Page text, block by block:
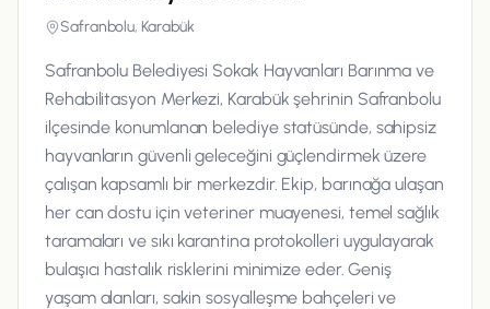
Safranbolu, Karabük
Safranbolu Belediyesi Sokak Hayvanları Barınma ve
Rehabilitasyon Merkezi, Karabük şehrinin Safranbolu
ilçesinde konumlanan belediye statüsünde, sahipsiz
hayvanların güvenli geleceğini güçlendirmek üzere
çalışan kapsamlı bir merkezdir. Ekip, barınağa ulaşan
her can dostu için veteriner muayenesi, temel sağlık
taramaları ve sıkı karantina protokolleri uygulayarak
bulaşıcı hastalık risklerini minimize eder. Geniş
yaşam alanları, sakin sosyalleşme bahçeleri ve